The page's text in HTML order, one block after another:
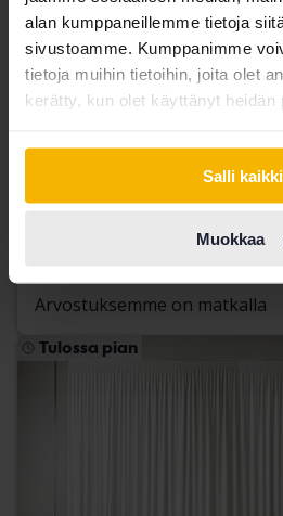
alan kumppaneillemme tietoja
sivustoamme. Kumppanimme
tietoja muihin tietoihin, joita olet
kerätty, kun olet käyttänyt heidän
Salli kaikki
Muokkaa
Tesla Model Y
Model Y Long Range Dual
Arvostuksemme on matkalla
Tulossa pian